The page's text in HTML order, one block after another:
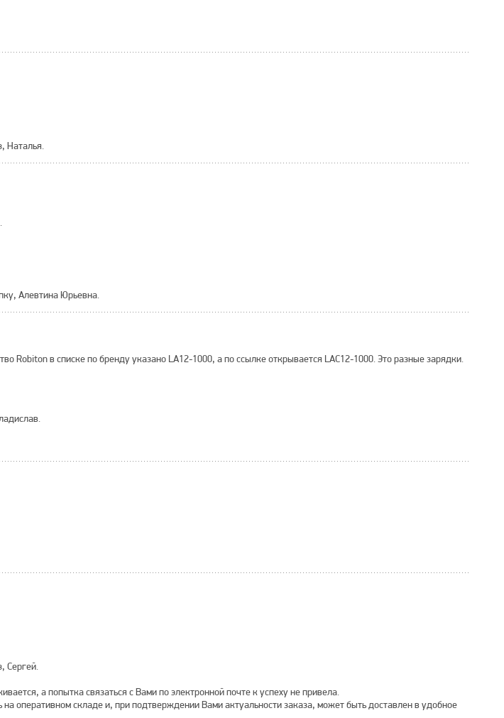
Наталья.
Алевтина Юрьевна.
Robiton в списке по бренду указано LA12-1000, а по ссылке открывается LAC12-1000. Это разные зарядки.
Сергей.
а попытка связаться с Вами по электронной почте к успеху не привела.
оперативном складе и, при подтверждении Вами актуальности заказа, может быть доставлен в удобное